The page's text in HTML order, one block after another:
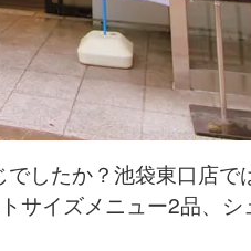
したか？池袋東口店
サイズメニュー2品、